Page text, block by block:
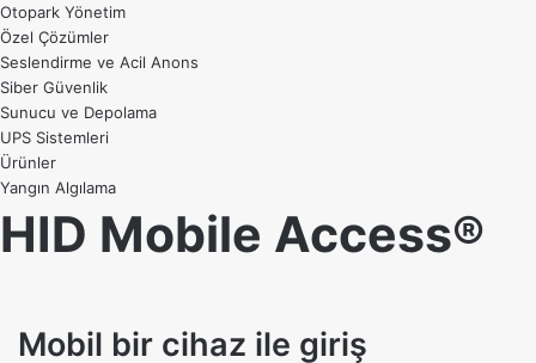
Otopark Yönetim
Özel Çözümler
Seslendirme ve Acil Anons
Siber Güvenlik
Sunucu ve Depolama
UPS Sistemleri
Ürünler
Yangın Algılama
HID Mobile Access®
Mobil bir cihaz ile giriş